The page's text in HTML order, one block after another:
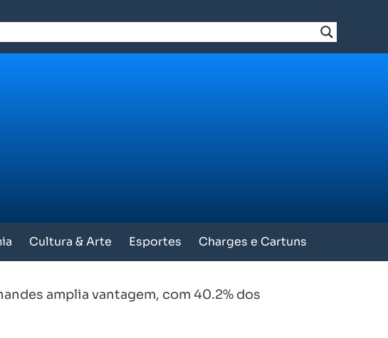
Cultura & Arte Esportes Charges e Cartuns
amplia vantagem, com 40.2% dos